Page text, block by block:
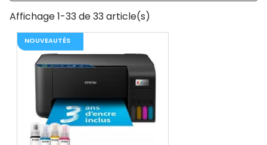
Affichage 1-33 de 33 article(s)
NOUVEAUTÉS